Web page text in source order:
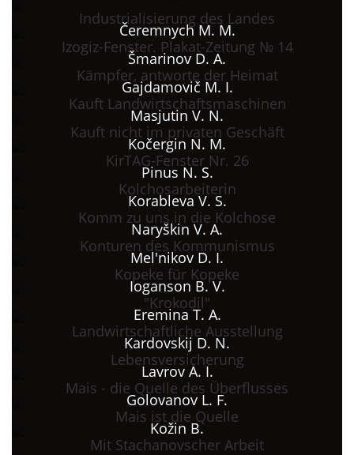
Industrialisierung des Landes
Čeremnych M. M.
Izogiz-Fenster. Plakat-Zeitung № 14
Šmarinov D. A.
Kämpfer, antworte der Heimat
Gajdamovič M. I.
Kauft Landwirtschaftsmaschinen
Masjutin V. N.
Kauft nicht im privaten Geschäft
Kočergin N. M.
KirTAG-Fenster Nr. 26
Pinus N. S.
Kolchosarbeiterin
Korableva V. S.
Komm zu uns in die Kolchose
Naryškin V. A.
Konturen des Kommunismus
Mel'nikov D. I.
Kopeke für Kopeke
Ioganson B. V.
"Krokodil"
Eremina T. A.
Landwirtschaftliche Ausstellung
Kardovskij D. N.
Lebensversicherung
Lavrov A. I.
Mais - die Quelle des Überflusses
Golovanov L. F.
Mais ist die Quelle
Kožin B.
Mit Stachanovscher Arbeit